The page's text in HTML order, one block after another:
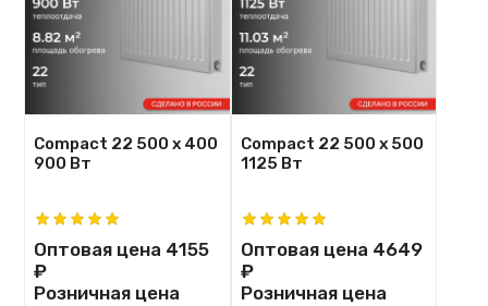
Compact 22 500 х 400
900 Вт
Оптовая цена 4155
₽
Розничная цена
Compact 22 500 х 500
1125 Вт
Оптовая цена 4649
₽
Розничная цена